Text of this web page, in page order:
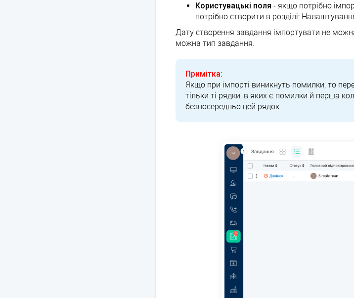
Користувацькі поля - якщо потрібно
потрібно створити в розділі:
Дату створення завдання імпортувати не
можна тип завдання.
Примітка:
Якщо при імпорті виникнуть помилки, то
тільки ті рядки, в яких є помилки й перша
безпосередньо цей рядок.